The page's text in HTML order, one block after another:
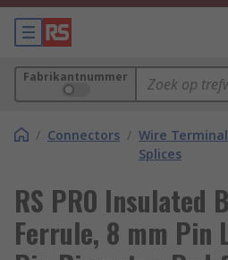
Fabrikantnummer
/ Connectors / Wire
Splices
RS PRO Insulated
Ferrule, 8 mm Pin